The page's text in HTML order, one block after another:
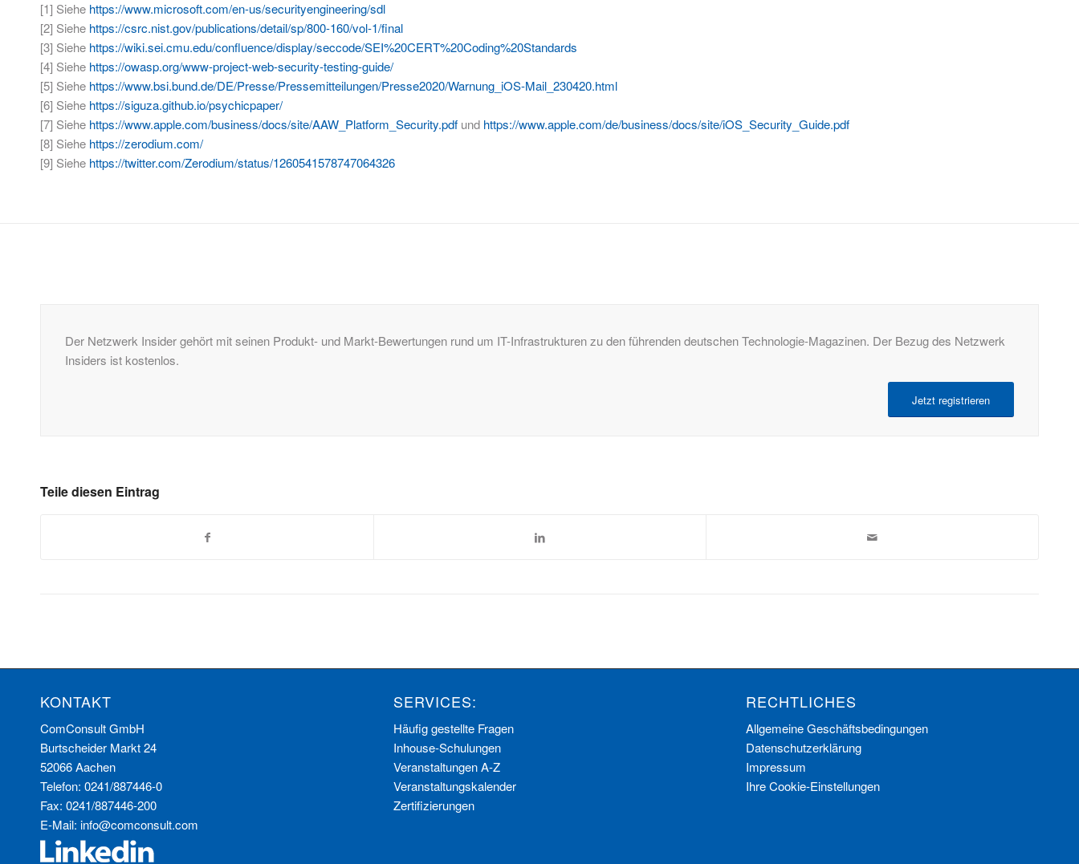
[1] Siehe https://www.microsoft.com/en-us/securityengineering/sdl
[2] Siehe https://csrc.nist.gov/publications/detail/sp/800-160/vol-1/final
[3] Siehe https://wiki.sei.cmu.edu/confluence/display/seccode/SEI%20CERT%20Coding%20Standards
[4] Siehe https://owasp.org/www-project-web-security-testing-guide/
[5] Siehe https://www.bsi.bund.de/DE/Presse/Pressemitteilungen/Presse2020/Warnung_iOS-Mail_230420.html
[6] Siehe https://siguza.github.io/psychicpaper/
[7] Siehe https://www.apple.com/business/docs/site/AAW_Platform_Security.pdf und https://www.apple.com/de/business/docs/site/iOS_Security_Guide.pdf
[8] Siehe https://zerodium.com/
[9] Siehe https://twitter.com/Zerodium/status/1260541578747064326
Der Netzwerk Insider gehört mit seinen Produkt- und Markt-Bewertungen rund um IT-Infrastrukturen zu den führenden deutschen Technologie-Magazinen. Der Bezug des Netzwerk
Insiders ist kostenlos.
Jetzt registrieren
Teile diesen Eintrag
KONTAKT
ComConsult GmbH
Burtscheider Markt 24
52066 Aachen
Telefon: 0241/887446-0
Fax: 0241/887446-200
E-Mail: info@comconsult.com
SERVICES:
Häufig gestellte Fragen
Inhouse-Schulungen
Veranstaltungen A-Z
Veranstaltungskalender
Zertifizierungen
RECHTLICHES
Allgemeine Geschäftsbedingungen
Datenschutzerklärung
Impressum
Ihre Cookie-Einstellungen